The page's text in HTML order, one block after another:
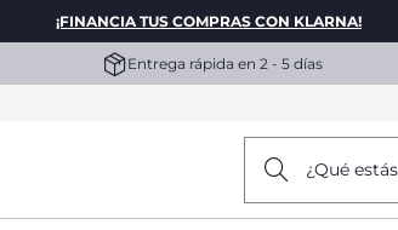
¡FINANCIA TUS COMPRAS CON KLARNA!
Entrega rápida en 2 - 5 días
¿Qué